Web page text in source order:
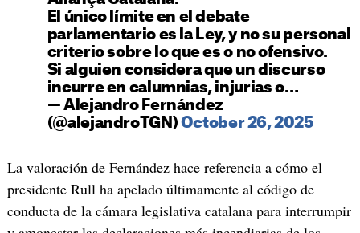
El único límite en el debate
parlamentario es la Ley, y no su personal
criterio sobre lo que es o no ofensivo.
Si alguien considera que un discurso
incurre en calumnias, injurias o…
— Alejandro Fernández
(@alejandroTGN) October 26, 2025
La valoración de Fernández hace referencia a cómo el
presidente Rull ha apelado últimamente al código de
conducta de la cámara legislativa catalana para interrumpir